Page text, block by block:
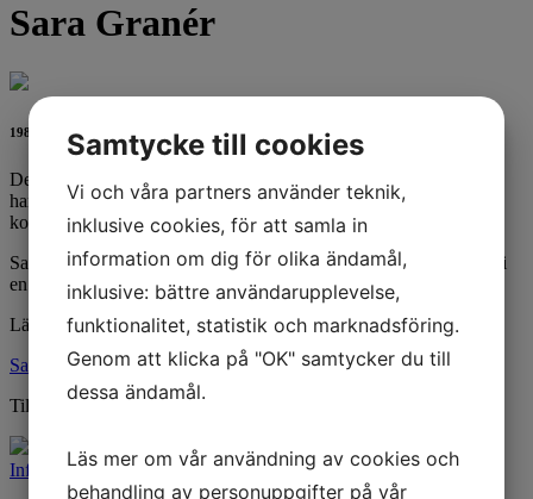
Sara Granér
1980 i Lund
De flesta känner Sara Granér som serietecknare och satiriker. Hon
har satt avtryck med ett antal hyllade seriealbum och knivskarpa
kommentarer i ett flertal olika magasin och tidskrifter genom åren.
Sara Granér har ställt ut på Galleri Backlund två gånger. En gång i
en dubbelutställning med musikern Hurula och en gång separat.
Läs reportaget om henne här:
Sara Granér slår ett slag för tramset
Tillgängliga verk:Webshop
Inför döden är vi alla fika.
Samtycke till cookies
Vi och våra partners använder teknik,
inklusive cookies, för att samla in
information om dig för olika ändamål,
inklusive: bättre användarupplevelse,
funktionalitet, statistik och marknadsföring.
Genom att klicka på "OK" samtycker du till
dessa ändamål.
Läs mer om vår användning av cookies och
behandling av personuppgifter på vår